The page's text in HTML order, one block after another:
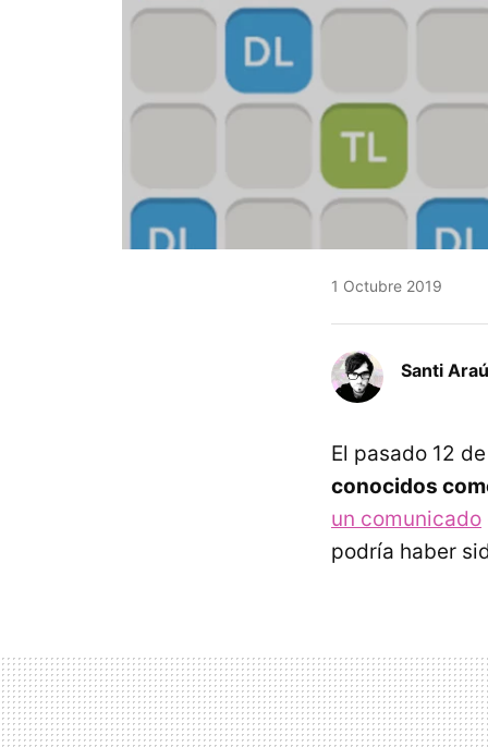
1 Octubre 2019
Santi
El pasado 12
conocidos
un comunicado
podría haber